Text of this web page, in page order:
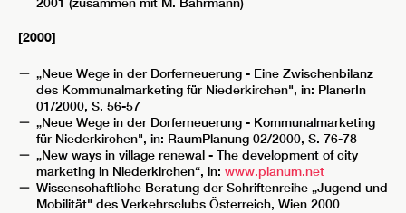
[2000]
„Neue Wege in der Dorferneuerung - Eine Zwischenbilanz
des Kommunalmarketing für Niederkirchen", in: PlanerIn
01/2000, S. 56-57
„Neue Wege in der Dorferneuerung - Kommunalmarketing
für Niederkirchen", in: RaumPlanung 02/2000, S. 76-78
„New ways in village renewal - The development of city
marketing in Niederkirchen“, in: www.planum.net
Wissenschaftliche Beratung der Schriftenreihe „Jugend und
Mobilität" des Verkehrsclubs Österreich, Wien 2000